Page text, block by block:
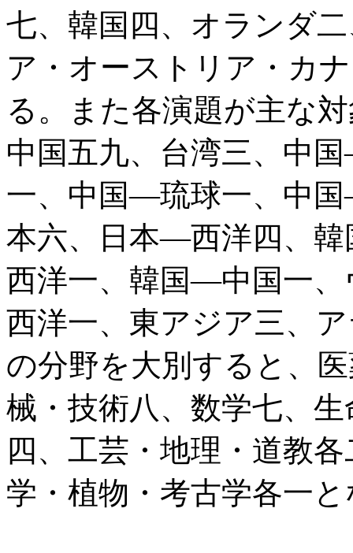
七、韓国四、オランダ
ア・オーストリア・カ
る。また各演題が主な
中国五九、台湾三、中
一、中国―琉球一、中
本六、日本―西洋四、
西洋一、韓国―中国一
西洋一、東アジア三、
の分野を大別すると、
械・技術八、数学七、
四、工芸・地理・道教
学・植物・考古学各一